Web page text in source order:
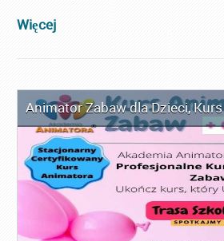
Więcej
Animator Zabaw dla Dzieci,